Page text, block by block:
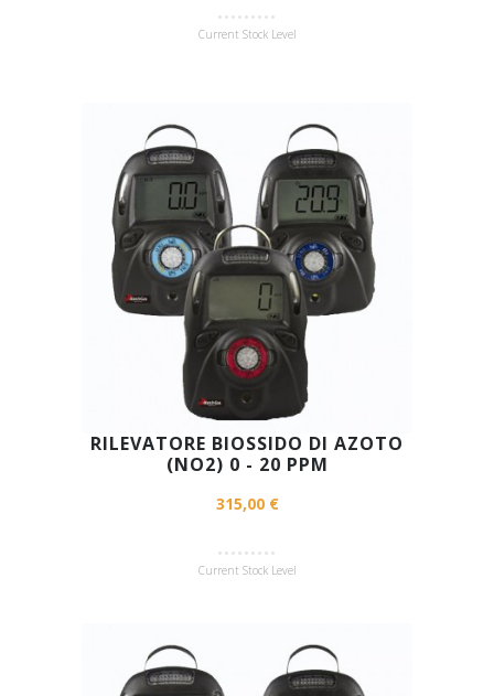
Current Stock Level
RILEVATORE BIOSSIDO DI AZOTO
(NO2) 0 - 20 PPM
315,00 €
Current Stock Level